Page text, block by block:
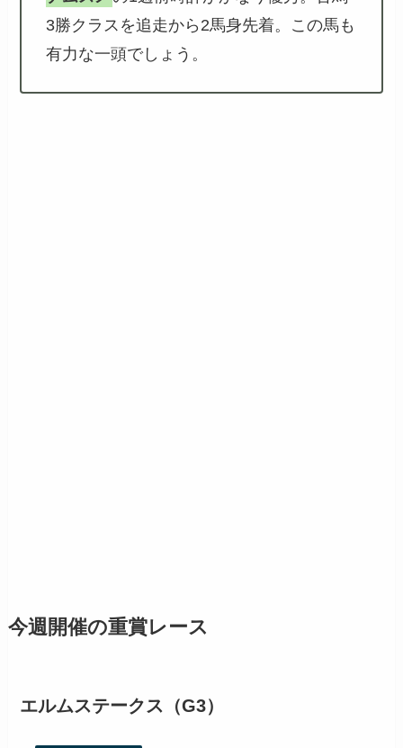
3勝クラスを追走から2馬身先着。この馬も
有力な一頭でしょう。
今週開催の重賞レース
エルムステークス（G3）